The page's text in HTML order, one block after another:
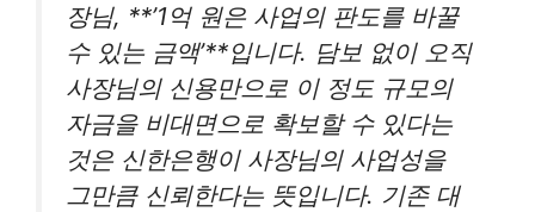
장님, **’1억 원은 사업의 판도를 바꿀
수 있는 금액’**입니다. 담보 없이 오직
사장님의 신용만으로 이 정도 규모의
자금을 비대면으로 확보할 수 있다는
것은 신한은행이 사장님의 사업성을
그만큼 신뢰한다는 뜻입니다. 기존 대